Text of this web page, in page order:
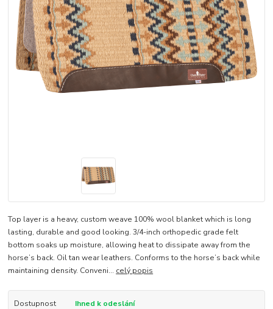
Top layer is a heavy, custom weave 100% wool blanket which is long
lasting, durable and good looking. 3/4-inch orthopedic grade felt
bottom soaks up moisture, allowing heat to dissipate away from the
horse’s back. Oil tan wear leathers. Conforms to the horse’s back while
maintaining density. Conveni... celý popis
Dostupnost Ihned k odeslání